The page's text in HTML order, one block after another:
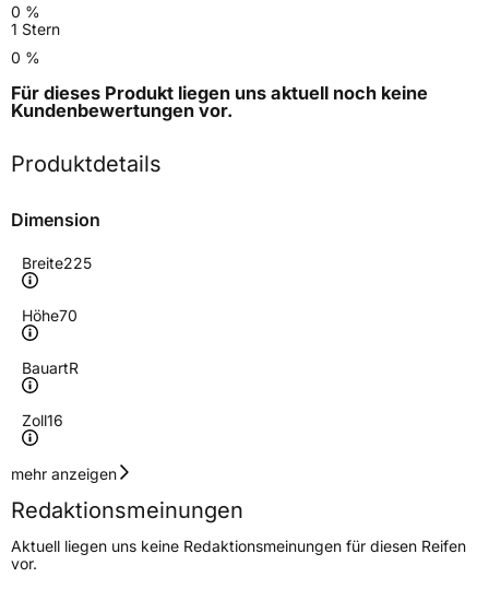
0 %
1 Stern
0 %
Für dieses Produkt liegen uns aktuell noch keine
Kundenbewertungen vor.
Produktdetails
Dimension
Breite225
Höhe70
BauartR
Zoll16
Geschwindigkeitsindex
Höchstgeschwindigkeit
170 km/h
Lastindex102/99
mehr anzeigen
Redaktionsmeinungen
Aktuell liegen uns keine Redaktionsmeinungen für diesen Reifen
vor.